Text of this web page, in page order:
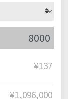
¥137
¥1,096,000